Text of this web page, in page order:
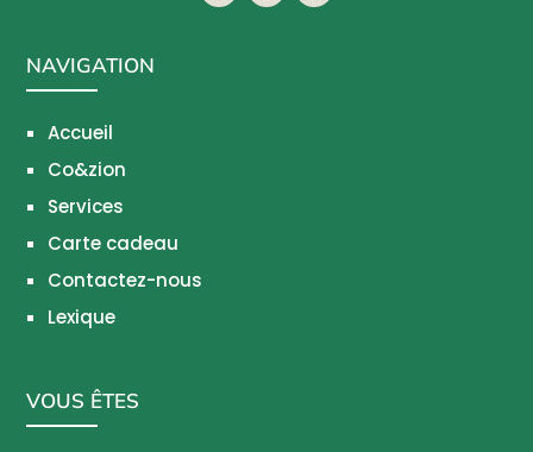
NAVIGATION
Accueil
Co&zion
Services
Carte cadeau
Contactez-nous
Lexique
VOUS ÊTES